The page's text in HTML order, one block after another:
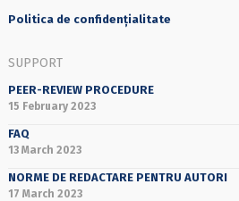
Politica de confidențialitate
SUPPORT
PEER-REVIEW PROCEDURE
15 February 2023
FAQ
13 March 2023
NORME DE REDACTARE PENTRU AUTORI
17 March 2023